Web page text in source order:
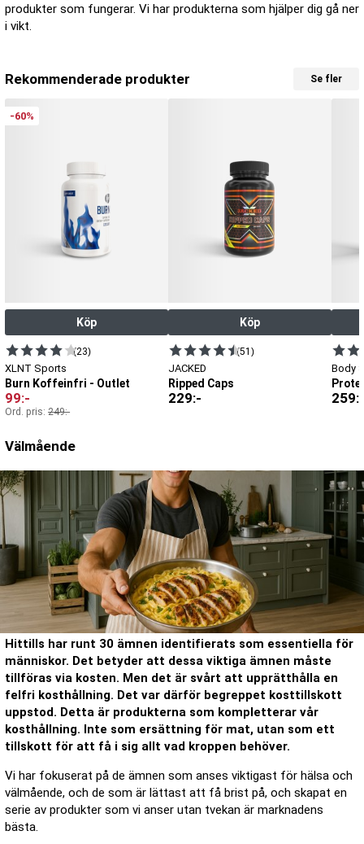
produkter som fungerar. Vi har produkterna som hjälper dig gå ner
i vikt.
Rekommenderade produkter Se fler
-60%
Köp
(23)
XLNT Sports
Burn Koffeinfri - Outlet
99:-
Ord. pris: 249:-
Köp
(51)
JACKED
Ripped Caps
229:-
Body
259
Välmående
Hittills har runt 30 ämnen identifierats som essentiella för
människor. Det betyder att dessa viktiga ämnen måste
tillföras via kosten. Men det är svårt att upprätthålla en
felfri kosthållning. Det var därför begreppet kosttillskott
uppstod. Detta är produkterna som kompletterar vår
kosthållning. Inte som ersättning för mat, utan som ett
tillskott för att få i sig allt vad kroppen behöver.
Vi har fokuserat på de ämnen som anses viktigast för hälsa och
välmående, och de som är lättast att få brist på, och skapat en
serie av produkter som vi anser utan tvekan är marknadens
bästa.